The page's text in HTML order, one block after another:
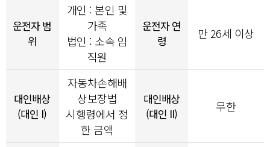
운전자 범
위
개인 : 본인 및
가족
법인 : 소속 임
직원
운전자 연
령
만 26세 이상
대인배상
(대인 I)
자동차손해배
상보장법
시행령에서 정
한 금액
대인배상
(대인 II)
무한